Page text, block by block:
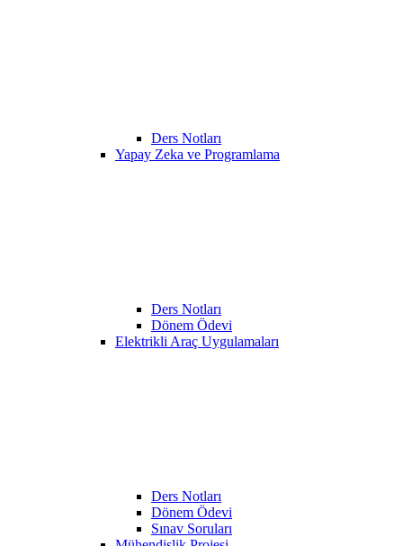
Ders Notları
Yapay Zeka ve Programlama
Ders Notları
Dönem Ödevi
Elektrikli Araç Uygulamaları
Ders Notları
Dönem Ödevi
Sınav Soruları